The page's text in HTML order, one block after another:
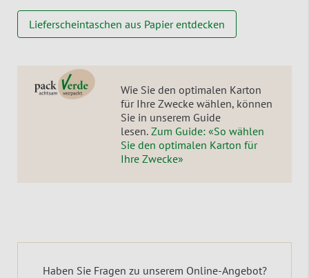
Lieferscheintaschen aus Papier entdecken
Wie Sie den optimalen Karton
für Ihre Zwecke wählen, können
Sie in unserem Guide
lesen. Zum Guide: «So wählen
Sie den optimalen Karton für
Ihre Zwecke»
Haben Sie Fragen zu unserem Online-Angebot?